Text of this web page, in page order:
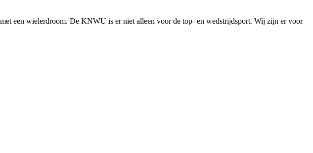
een wielerdroom. De KNWU is er niet alleen voor de top- en wedstrijdsport. Wij zijn er voor